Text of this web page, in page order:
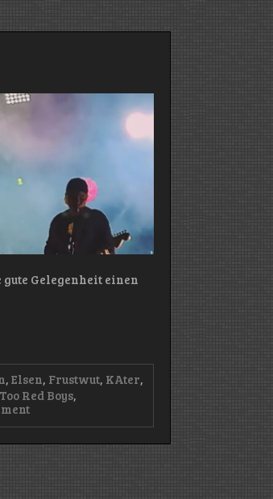
Gelegenheit einen
, Elsen, Frustwut, KAter,
Too Red Boys,
on
Überseefestival